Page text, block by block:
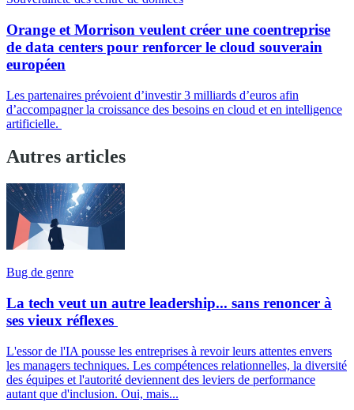
Orange et Morrison veulent créer une coentreprise
de data centers pour renforcer le cloud souverain
européen
Les partenaires prévoient d’investir 3 milliards d’euros afin
d’accompagner la croissance des besoins en cloud et en intelligence
artificielle.
Autres articles
Bug de genre
La tech veut un autre leadership... sans renoncer à
ses vieux réflexes
L'essor de l'IA pousse les entreprises à revoir leurs attentes envers
les managers techniques. Les compétences relationnelles, la diversité
des équipes et l'autorité deviennent des leviers de performance
autant que d'inclusion. Oui, mais...